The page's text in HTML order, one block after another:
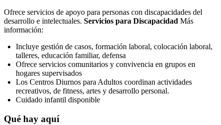
Ofrece servicios de apoyo para personas con discapacidades del
desarrollo e intelectuales. Servicios para Discapacidad Más
información:
Incluye gestión de casos, formación laboral, colocación laboral,
talleres, educación familiar, defensa
Ofrece servicios comunitarios y convivencia en grupos en
hogares supervisados
Los Centros Diurnos para Adultos coordinan actividades
recreativos, de fitness, artes y desarrollo personal.
Cuidado infantil disponible
Qué hay aquí